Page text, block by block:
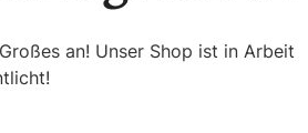
an! Unser Shop ist in Arbeit